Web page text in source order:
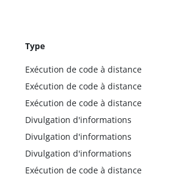
Type
Exécution de code à distance
Exécution de code à distance
Exécution de code à distance
Divulgation d'informations
Divulgation d'informations
Divulgation d'informations
Exécution de code à distance